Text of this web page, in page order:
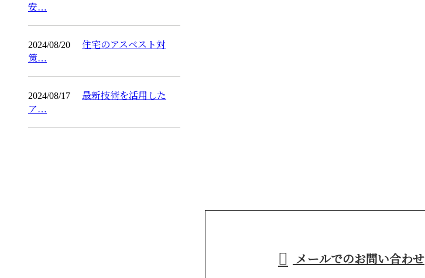
安…
2024/08/20
住宅のアスベスト対
策…
2024/08/17
最新技術を活用した
ア…
メールでのお問い合わせ